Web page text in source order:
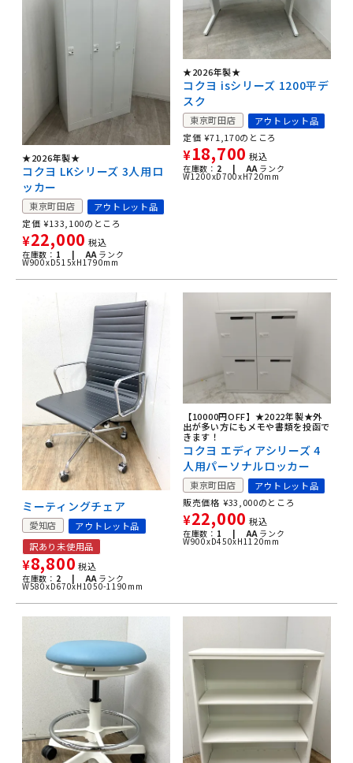
★2026年製★
コクヨ LKシリーズ 3人用ロ
ッカー
東京町田店
アウトレット品
定価 ¥133,100のところ
¥22,000 税込
在庫数： 1 | AAランク
W900xD515xH1790mm
★2026年製★
コクヨ isシリーズ 1200平デ
スク
東京町田店
アウトレット品
定価 ¥71,170のところ
¥18,700 税込
在庫数： 2 | AA ランク
W1200xD700xH720mm
ミーティングチェア
愛知店
アウトレット品
訳あり未使用品
¥8,800 税込
在庫数： 2 | AA ランク
W580xD670xH1050-1190mm
【10000円OFF】★2022年製★外
出が多い方にもメモや書類を投函で
きます！
コクヨ エディアシリーズ 4
人用パーソナルロッカー
東京町田店
アウトレット品
販売価格 ¥33,000のところ
¥22,000 税込
在庫数： 1 | AAランク
W900xD450xH1120mm